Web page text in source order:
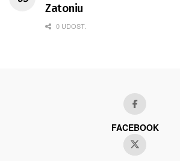
Zatoniu
0 UDOST.
FACEBOOK